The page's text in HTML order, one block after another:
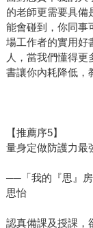
的老師更需要具備
能會碰到，你同事
場工作者的實用好
人，當我們懂得
書讓你內耗降低，
【推薦序5】
量身定做防護力最
──「我的『思』
思怡
認真備課及授課，